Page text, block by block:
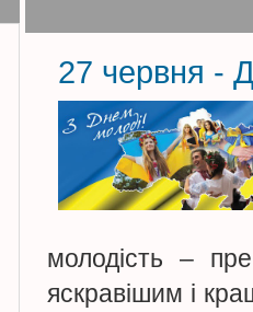
27 червня -
молодість –
яскравішим і